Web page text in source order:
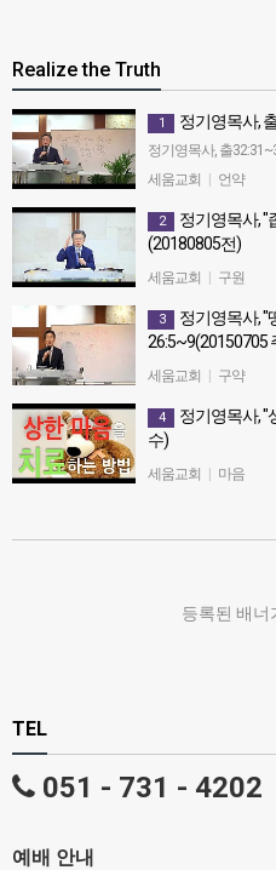
Realize the Truth
1 정기영목사,
정기영목사, 출
세움교회 | 언약
2
정기영목사, "
(20180805전)
정기영목사, "좁은 문
세움교회 | 구원
3
정기영목사, "
26:5~9(20150705
정기영목사, "땅을 창
세움교회 | 구약
4
정기영목사, "
수)
정기영목사, "상한마
세움교회 | 마음
등록된 배너
TEL
051 - 731 - 4202
예배 안내